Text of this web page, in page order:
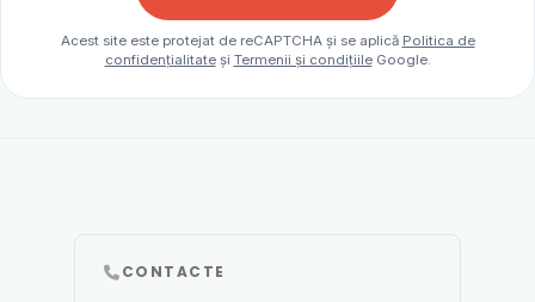
Acest site este protejat de reCAPTCHA și se aplică Politica de
confidențialitateși Termenii și condițiileGoogle.
CONTACTE